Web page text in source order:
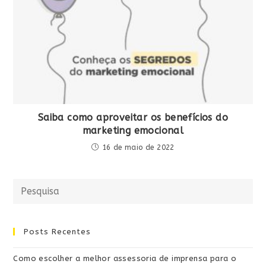
Saiba como aproveitar os benefícios do
marketing emocional
16 de maio de 2022
Posts Recentes
Como escolher a melhor assessoria de imprensa para o